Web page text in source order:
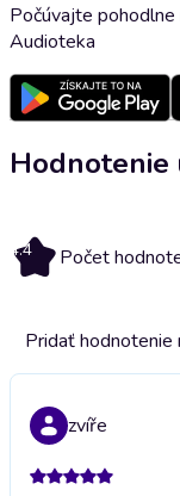
Počúvajte pohodlne
Audioteka
Hodnotenie
4.4 Počet
Pridať hodnotenie
zvíře